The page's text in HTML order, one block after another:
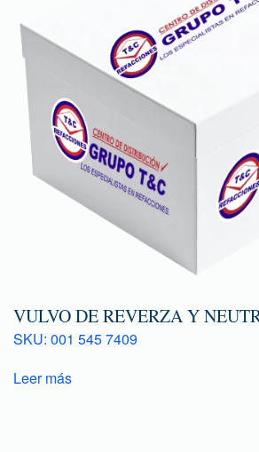
VULVO DE REVERZA Y
SKU: 001 545 7409
Leer más